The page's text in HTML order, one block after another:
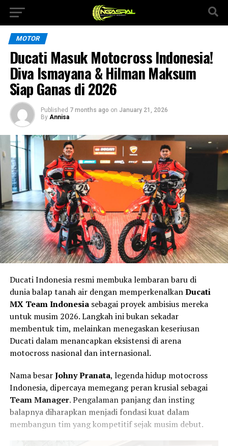
MOTOR
Ducati Masuk Motocross Indonesia!
Diva Ismayana & Hilman Maksum
Siap Ganas di 2026
Published 7 months ago on January 21, 2026
By Annisa
Ducati Indonesia resmi membuka lembaran baru di
dunia balap tanah air dengan memperkenalkanDucati
MX Team Indonesiasebagai proyek ambisius mereka
untuk musim 2026. Langkah ini bukan sekadar
membentuk tim, melainkan menegaskan keseriusan
Ducati dalam menancapkan eksistensi di arena
motocross nasional dan internasional.
Nama besarJohny Pranata, legenda hidup motocross
Indonesia, dipercaya memegang peran krusial sebagai
Team Manager. Pengalaman panjang dan insting
balapnya diharapkan menjadi fondasi kuat dalam
membangun tim yang kompetitif sejak musim debut.